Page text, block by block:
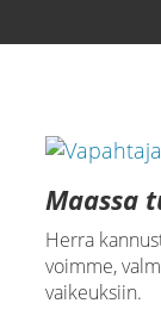
Maassa
Herra
voimme,
vaikeuksiin.